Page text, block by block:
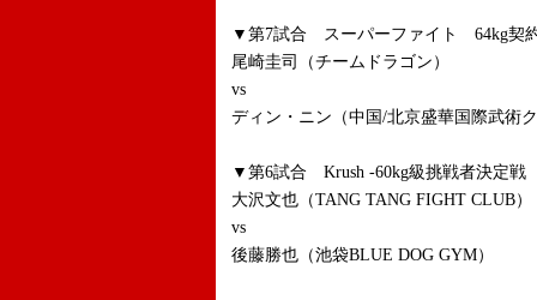
▼第7試合 スーパーファイト 64kg契
尾崎圭司（チームドラゴン）
vs
ディン・ニン（中国/北京盛華国際武術
▼第6試合 Krush -60kg級挑戦者決定戦
大沢文也（TANG TANG FIGHT CLUB）
vs
後藤勝也（池袋BLUE DOG GYM）